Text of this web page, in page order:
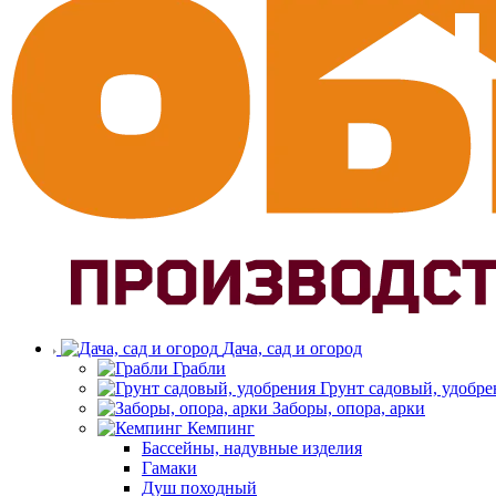
Дача, сад и огород
Грабли
Грунт садовый,
Заборы, опора, арки
Кемпинг
Бассейны, надувные изделия
Гамаки
Душ походный